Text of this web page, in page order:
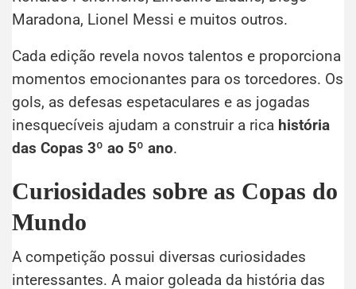
Maradona, Lionel Messi e muitos outros.
Cada edição revela novos talentos e proporciona
momentos emocionantes para os torcedores. Os
gols, as defesas espetaculares e as jogadas
inesquecíveis ajudam a construir a rica história
das Copas 3º ao 5º ano.
Curiosidades sobre as Copas do
Mundo
A competição possui diversas curiosidades
interessantes. A maior goleada da história das